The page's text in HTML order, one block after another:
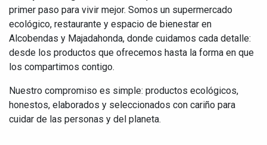
primer paso para vivir mejor. Somos un supermercado
ecológico, restaurante y espacio de bienestar en
Alcobendas y Majadahonda, donde cuidamos cada detalle:
desde los productos que ofrecemos hasta la forma en que
los compartimos contigo.
Nuestro compromiso es simple: productos ecológicos,
honestos, elaborados y seleccionados con cariño para
cuidar de las personas y del planeta.